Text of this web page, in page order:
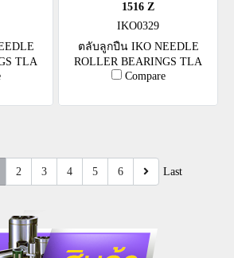
TLA
1516 Z
IKO0329
ตลับลูกปืน IKO NEEDLE
ROLLER BEARINGS TLA
1516 Z
Compare
2 3 4 5 6 Last